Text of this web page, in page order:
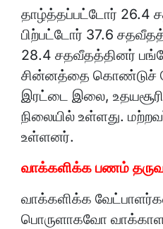
தாழ்த்தப்பட்டோர் 26.4
பிற்பட்டோர் 37.6
28.4 சதவீதத்தினர்
சின்னத்தை கொண்டுச்
இரட்டை இலை,
நிலையில் உள்ளது.
உள்ளனர்.
வாக்களிக்க பணம்
வாக்களிக்க
பொருளாகவோ